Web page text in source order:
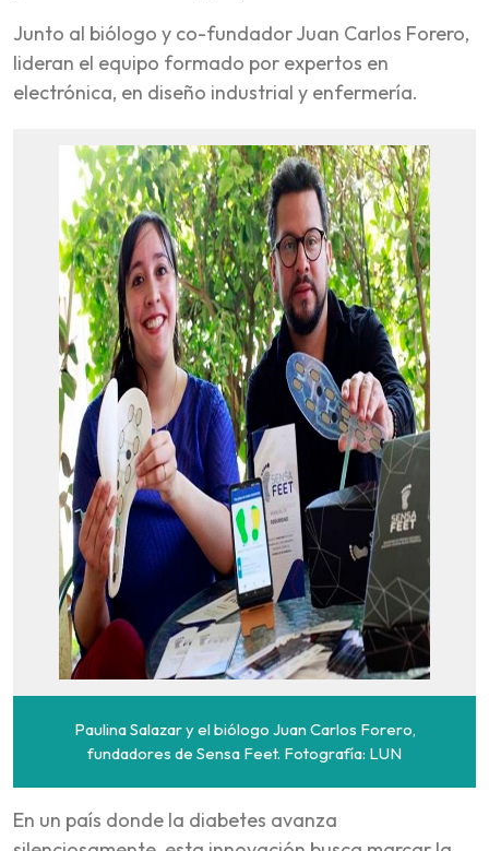
Junto al biólogo y co-fundador Juan Carlos Forero,
lideran el equipo formado por expertos en
electrónica, en diseño industrial y enfermería.
Paulina Salazar y el biólogo Juan Carlos Forero,
fundadores de Sensa Feet. Fotografía: LUN
En un país donde la diabetes avanza